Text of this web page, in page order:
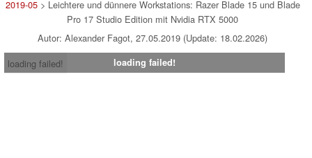
2019-05> Leichtere und dünnere Workstations: Razer Blade 15 und Blade
Pro 17 Studio Edition mit Nvidia RTX 5000
Autor: Alexander Fagot, 27.05.2019 (Update: 18.02.2026)
loading failed!
loading failed!